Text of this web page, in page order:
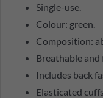
Single-use.
Colour: green.
Composition:
Breathable
Includes back
Elasticated